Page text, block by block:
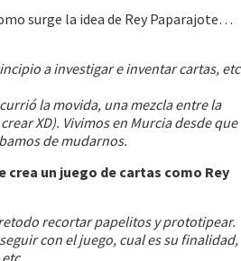
surge la idea de Rey Paparajote…
a investigar e inventar cartas, etc
la movida, una mezcla entre la
XD). Vivimos en Murcia desde que
de mudarnos.
crea un juego de cartas como Rey
recortar papelitos y prototipear.
con el juego, cual es su finalidad,